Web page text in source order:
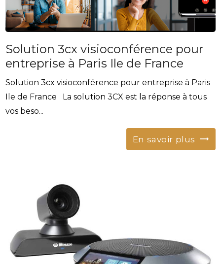
Solution 3cx visioconférence pour
entreprise à Paris Ile de France
Solution 3cx visioconférence pour entreprise à Paris
Ile de France La solution 3CX est la réponse à tous
vos beso...
En savoir plus